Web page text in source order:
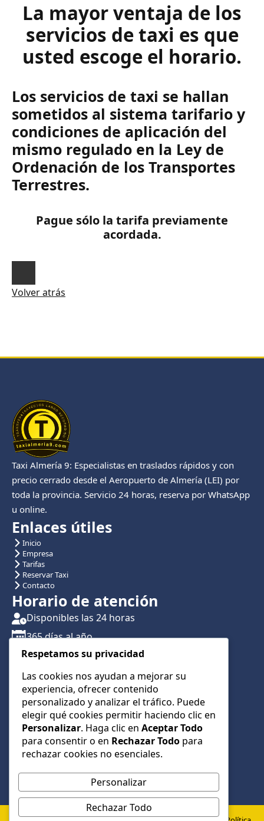
La mayor ventaja de los
servicios de taxi es que
usted escoge el horario.
Los servicios de taxi se hallan
sometidos al sistema tarifario y
condiciones de aplicación del
mismo regulado en la Ley de
Ordenación de los Transportes
Terrestres.
Pague sólo la tarifa previamente
acordada.
Volver atrás
Taxi Almería 9: Especialistas en traslados rápidos y con
precio cerrado desde el Aeropuerto de Almería (LEI) por
toda la provincia. Servicio 24 horas, reserva por WhatsApp
u online.
Enlaces útiles
Inicio
Empresa
Tarifas
Reservar Taxi
Contacto
Horario de atención
Disponibles las 24 horas
365 días al año
Traslados con reserva previa
Atención por teléfono y WhatsApp 24/7
CONTÁCTANOS
+34 622 01 23 74
+34 622 01 23 74
info@taxialmeria9.com
© 2026 Taxi Almería 9 –
Respetamos su privacidad
Las cookies nos ayudan a mejorar su
experiencia, ofrecer contenido
personalizado y analizar el tráfico. Puede
elegir qué cookies permitir haciendo clic en
Personalizar. Haga clic en Aceptar Todo
para consentir o en Rechazar Todo para
rechazar cookies no esenciales.
Personalizar
Rechazar Todo